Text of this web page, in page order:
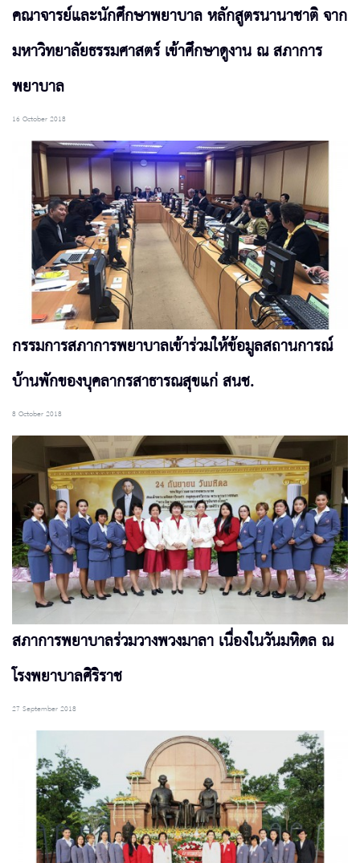
คณาจารย์และนักศึกษาพยาบาล หลักสูตรนานาชาติ จาก
มหาวิทยาลัยธรรมศาสตร์ เข้าศึกษาดูงาน ณ สภาการ
พยาบาล
16 October 2018
กรรมการสภาการพยาบาลเข้าร่วมให้ข้อมูลสถานการณ์
บ้านพักของบุคลากรสาธารณสุขแก่ สนช.
8 October 2018
สภาการพยาบาลร่วมวางพวงมาลา เนื่องในวันมหิดล ณ
โรงพยาบาลศิริราช
27 September 2018